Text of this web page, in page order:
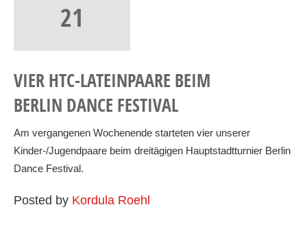
21
VIER HTC-LATEINPAARE BEIM
BERLIN DANCE FESTIVAL
Am vergangenen Wochenende starteten vier unserer
Kinder-/Jugendpaare beim dreitägigen Hauptstadtturnier Berlin
Dance Festival.
Posted by Kordula Roehl